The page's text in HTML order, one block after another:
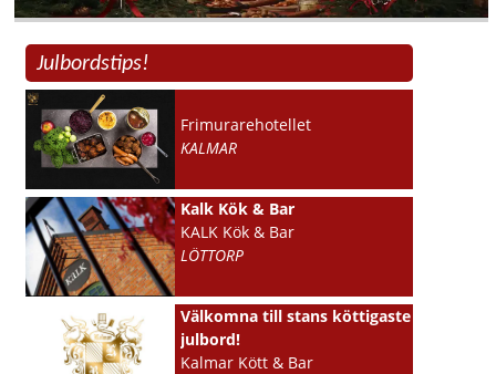
Julbordstips!
Frimurarehotellet
KALMAR
Kalk Kök & Bar
KALK Kök & Bar
LÖTTORP
Välkomna till stans köttigaste
julbord!
Kalmar Kött & Bar